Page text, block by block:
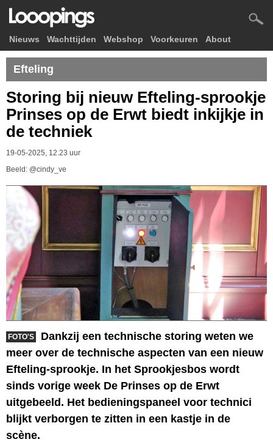
Nieuws Wachttijden Webshop Voorkeuren About
Efteling
Storing bij nieuw Efteling-sprookje
Prinses op de Erwt biedt inkijkje in
de techniek
19-05-2025, 12.23 uur
Beeld: @cindy_ve
FOTO'S
Dankzij een technische storing weten we
meer over de technische aspecten van een nieuw
Efteling-sprookje. In het Sprookjesbos wordt
sinds vorige week De Prinses op de Erwt
uitgebeeld. Het bedieningspaneel voor technici
blijkt verborgen te zitten in een kastje in de
scène.